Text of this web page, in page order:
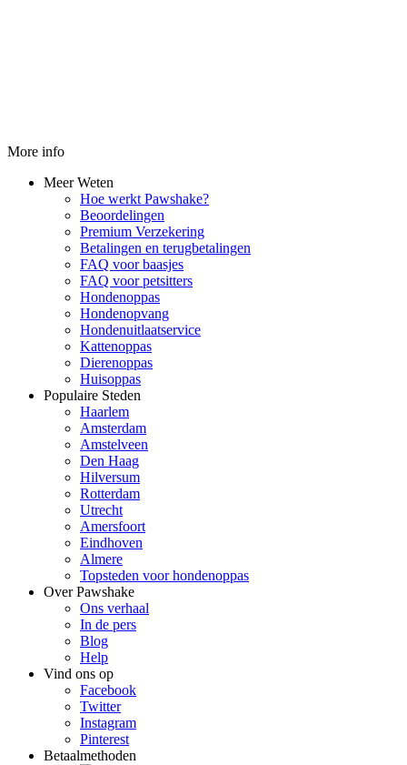
More info
Meer Weten
Hoe werkt Pawshake?
Beoordelingen
Premium Verzekering
Betalingen en terugbetalingen
FAQ voor baasjes
FAQ voor petsitters
Hondenoppas
Hondenopvang
Hondenuitlaatservice
Kattenoppas
Dierenoppas
Huisoppas
Populaire Steden
Haarlem
Amsterdam
Amstelveen
Den Haag
Hilversum
Rotterdam
Utrecht
Amersfoort
Eindhoven
Almere
Topsteden voor hondenoppas
Over Pawshake
Ons verhaal
In de pers
Blog
Help
Vind ons op
Facebook
Twitter
Instagram
Pinterest
Betaalmethoden